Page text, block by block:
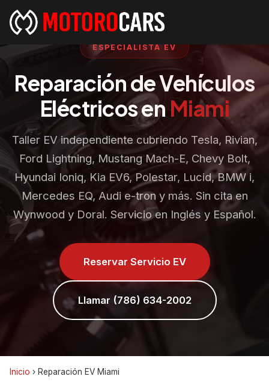
ESPECIALISTA EV
Reparación de Vehículos
Eléctricos en Miami
Taller EV independiente cubriendo Tesla, Rivian,
Ford Lightning, Mustang Mach-E, Chevy Bolt,
Hyundai Ioniq, Kia EV6, Polestar, Lucid, BMW i,
Mercedes EQ, Audi e-tron y más. Sin cita en
Wynwood y Doral. Servicio en Inglés y Español.
Reservar Servicio EV
Llamar (786) 634-2002
Inicio › Reparación EV Miami